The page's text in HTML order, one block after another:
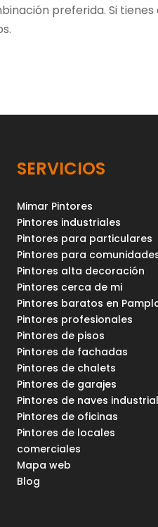
preferida. Si
SERVICIOS
Mimar Pintores
Pintores industriales
Pintores para particulares
Pintores para
Pintores alta decoración
Pintores cerca de mi
Pintores baratos en
Pintores profesionales
Pintores de pisos
Pintores de fachadas
Pintores de chalets
Pintores de garajes
Pintores de naves
Pintores de oficinas
Pintores de locales
comerciales
Mapa web
Blog